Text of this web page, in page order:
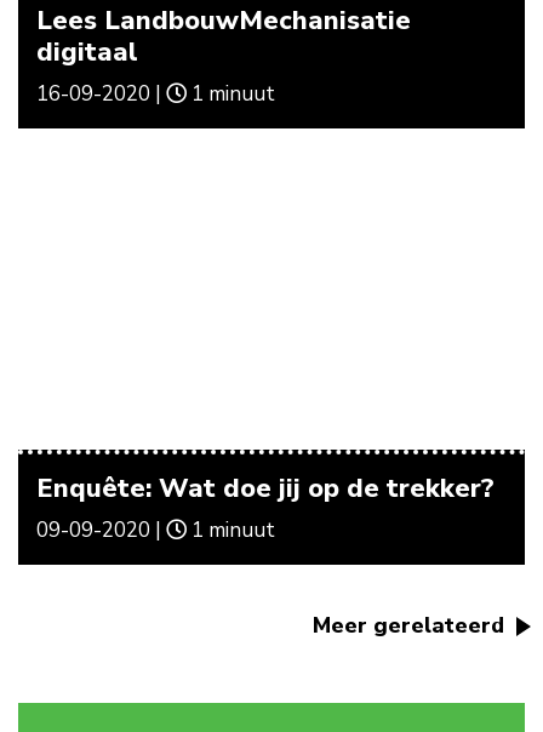
Lees LandbouwMechanisatie
digitaal
16-09-2020 | 1 minuut
Enquête: Wat doe jij op de trekker?
09-09-2020 | 1 minuut
Meer gerelateerd